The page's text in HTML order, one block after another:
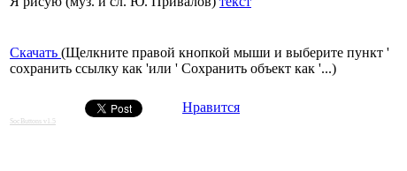
Скачать (Щелкните правой кнопкой мыши и выберите пункт '
сохранить ссылку как 'или ' Сохранить объект как '...)
Нравится
SocButtons v1.5